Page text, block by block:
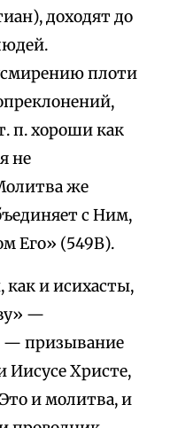
доходят до
плоти
п. хороши как
не
же
с Ним,
Его» (549В).
и исихасты,
—
— призывание
Иисусе Христе,
и молитва, и